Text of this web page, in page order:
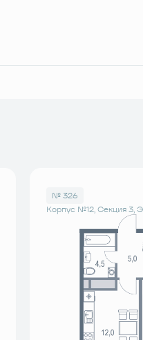
№ 326
Корпус №12, Секция 3,